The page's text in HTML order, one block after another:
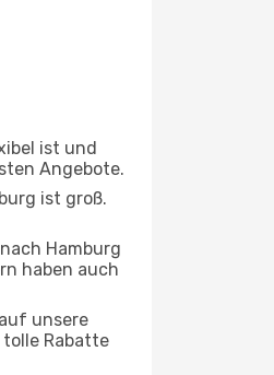
ist und
Angebote.
ist groß.
Hamburg
haben auch
unsere
tolle Rabatte